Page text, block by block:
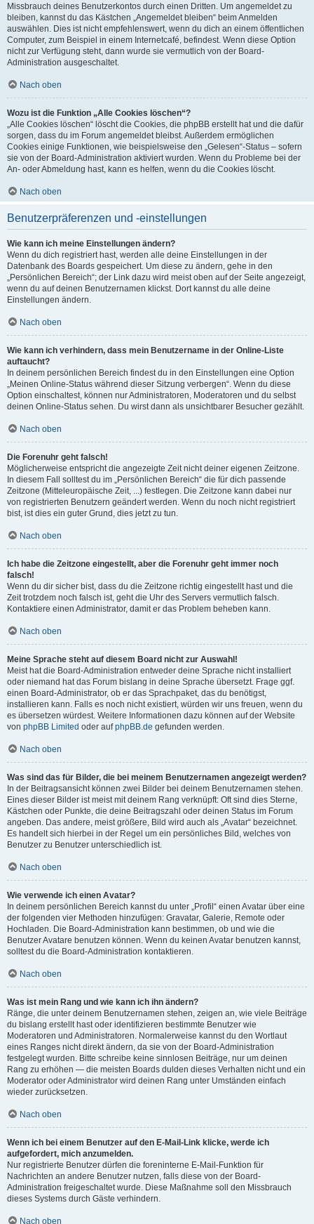
Missbrauch deines Benutzerkontos durch einen Dritten. Um angemeldet zu
bleiben, kannst du das Kästchen „Angemeldet bleiben“ beim Anmelden
auswählen. Dies ist nicht empfehlenswert, wenn du dich an einem öffentlichen
Computer, zum Beispiel in einem Internetcafé, befindest. Wenn diese Option
nicht zur Verfügung steht, dann wurde sie vermutlich von der Board-
Administration ausgeschaltet.
Nach oben
Wozu ist die Funktion „Alle Cookies löschen“?
„Alle Cookies löschen“ löscht die Cookies, die phpBB erstellt hat und die dafür
sorgen, dass du im Forum angemeldet bleibst. Außerdem ermöglichen
Cookies einige Funktionen, wie beispielsweise den „Gelesen“-Status – sofern
sie von der Board-Administration aktiviert wurden. Wenn du Probleme bei der
An- oder Abmeldung hast, kann es helfen, wenn du die Cookies löscht.
Nach oben
Benutzerpräferenzen und -einstellungen
Wie kann ich meine Einstellungen ändern?
Wenn du dich registriert hast, werden alle deine Einstellungen in der
Datenbank des Boards gespeichert. Um diese zu ändern, gehe in den
„Persönlichen Bereich“; der Link dazu wird meist oben auf der Seite angezeigt,
wenn du auf deinen Benutzernamen klickst. Dort kannst du alle deine
Einstellungen ändern.
Nach oben
Wie kann ich verhindern, dass mein Benutzername in der Online-Liste
auftaucht?
In deinem persönlichen Bereich findest du in den Einstellungen eine Option
„Meinen Online-Status während dieser Sitzung verbergen“. Wenn du diese
Option einschaltest, können nur Administratoren, Moderatoren und du selbst
deinen Online-Status sehen. Du wirst dann als unsichtbarer Besucher gezählt.
Nach oben
Die Forenuhr geht falsch!
Möglicherweise entspricht die angezeigte Zeit nicht deiner eigenen Zeitzone.
In diesem Fall solltest du im „Persönlichen Bereich“ die für dich passende
Zeitzone (Mitteleuropäische Zeit, ...) festlegen. Die Zeitzone kann dabei nur
von registrierten Benutzern geändert werden. Wenn du noch nicht registriert
bist, ist dies ein guter Grund, dies jetzt zu tun.
Nach oben
Ich habe die Zeitzone eingestellt, aber die Forenuhr geht immer noch
falsch!
Wenn du dir sicher bist, dass du die Zeitzone richtig eingestellt hast und die
Zeit trotzdem noch falsch ist, geht die Uhr des Servers vermutlich falsch.
Kontaktiere einen Administrator, damit er das Problem beheben kann.
Nach oben
Meine Sprache steht auf diesem Board nicht zur Auswahl!
Meist hat die Board-Administration entweder deine Sprache nicht installiert
oder niemand hat das Forum bislang in deine Sprache übersetzt. Frage ggf.
einen Board-Administrator, ob er das Sprachpaket, das du benötigst,
installieren kann. Falls es noch nicht existiert, würden wir uns freuen, wenn du
es übersetzen würdest. Weitere Informationen dazu können auf der Website
von phpBB Limited oder aufphpBB.de gefunden werden.
Nach oben
Was sind das für Bilder, die bei meinem Benutzernamen angezeigt werden?
In der Beitragsansicht können zwei Bilder bei deinem Benutzernamen stehen.
Eines dieser Bilder ist meist mit deinem Rang verknüpft: Oft sind dies Sterne,
Kästchen oder Punkte, die deine Beitragszahl oder deinen Status im Forum
angeben. Das andere, meist größere, Bild wird auch als „Avatar“ bezeichnet.
Es handelt sich hierbei in der Regel um ein persönliches Bild, welches von
Benutzer zu Benutzer unterschiedlich ist.
Nach oben
Wie verwende ich einen Avatar?
In deinem persönlichen Bereich kannst du unter „Profil“ einen Avatar über eine
der folgenden vier Methoden hinzufügen: Gravatar, Galerie, Remote oder
Hochladen. Die Board-Administration kann bestimmen, ob und wie die
Benutzer Avatare benutzen können. Wenn du keinen Avatar benutzen kannst,
solltest du die Board-Administration kontaktieren.
Nach oben
Was ist mein Rang und wie kann ich ihn ändern?
Ränge, die unter deinem Benutzernamen stehen, zeigen an, wie viele Beiträge
du bislang erstellt hast oder identifizieren bestimmte Benutzer wie
Moderatoren und Administratoren. Normalerweise kannst du den Wortlaut
eines Ranges nicht direkt ändern, da sie von der Board-Administration
festgelegt wurden. Bitte schreibe keine sinnlosen Beiträge, nur um deinen
Rang zu erhöhen — die meisten Boards dulden dieses Verhalten nicht und ein
Moderator oder Administrator wird deinen Rang unter Umständen einfach
wieder zurücksetzen.
Nach oben
Wenn ich bei einem Benutzer auf den E-Mail-Link klicke, werde ich
aufgefordert, mich anzumelden.
Nur registrierte Benutzer dürfen die foreninterne E-Mail-Funktion für
Nachrichten an andere Benutzer nutzen, falls diese von der Board-
Administration freigeschaltet wurde. Diese Maßnahme soll den Missbrauch
dieses Systems durch Gäste verhindern.
Nach oben